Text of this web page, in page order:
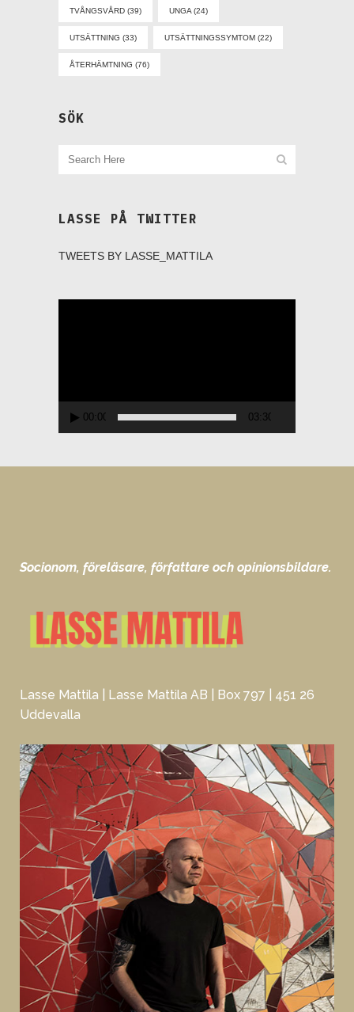
TVÅNGSVÅRD (39) UNGA (24)
UTSÄTTNING (33) UTSÄTTNINGSSYMTOM (22)
ÅTERHÄMTNING (76)
SÖK
LASSE PÅ TWITTER
TWEETS BY LASSE_MATTILA
00:00 03:30
Socionom, föreläsare, författare och opinionsbildare.
Lasse Mattila | Lasse Mattila AB | Box 797 | 451 26
Uddevalla